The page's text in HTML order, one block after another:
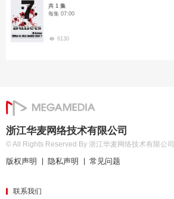
共 1 集
每集 07:00
6130
浙江华麦网络技术有限公司
© All Rights Reserved By 浙江华麦网络技术有限公司
版权声明 隐私声明 常见问题
联系我们